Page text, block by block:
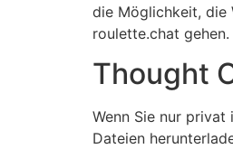
die Möglichkeit, die
roulette.chat
Thought
Wenn Sie nur
Dateien